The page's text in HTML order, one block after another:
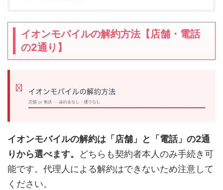
イオンモバイルの解約方法【店舗・電話
の2通り】
イオンモバイルの解約は「店舗」と「電話」の2通
りから選べます。
どちらも契約者本人のみ手続き可
能です。代理人による解約はできないため注意して
ください。